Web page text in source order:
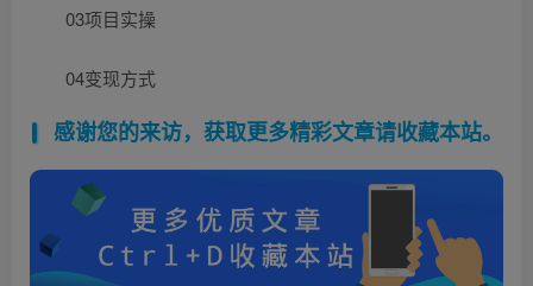
03项目实操
04变现方式
感谢您的来访，获取更多精彩文章请收藏本站。